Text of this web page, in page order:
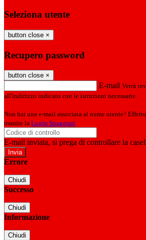
Seleziona utente
button close ×
Recupero password
button close ×
E-mail Verrà
all'indirizzo indicato con le istruzioni necessarie.
Non hai una e-mail associata al nome utente?
tramite la Login Spaggiari
E-mail inviata, si prega di controllare la
Errore
Chiudi
Successo
Chiudi
Informazione
Chiudi